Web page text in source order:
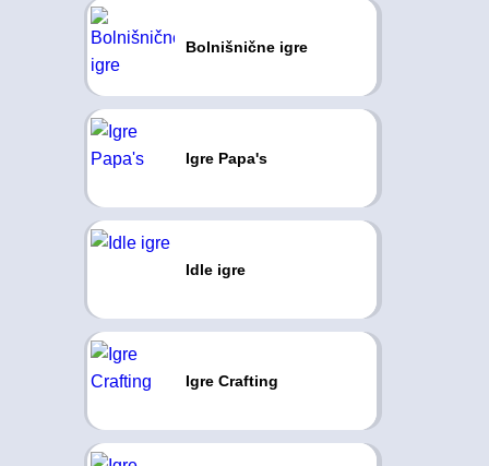
Bolnišnične igre
Igre Papa's
Idle igre
Igre Crafting